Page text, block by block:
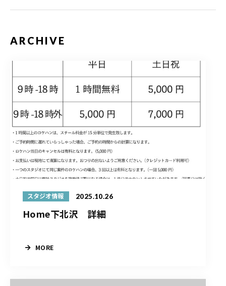
ARCHIVE
スタジオ情報 2025.10.26
Home下北沢 詳細
MORE